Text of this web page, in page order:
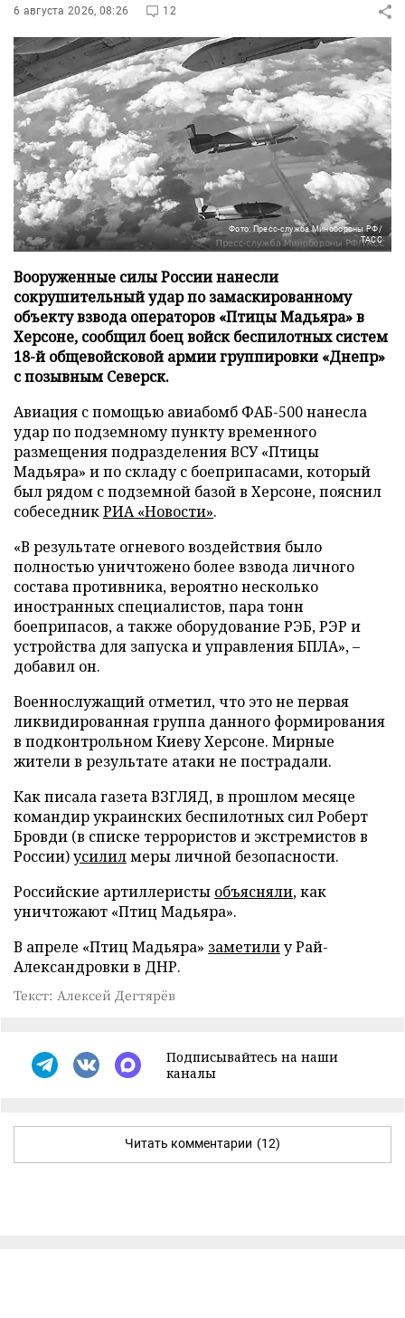
6 августа 2026, 08:26 12
Фото: Пресс-служба Минобороны РФ/
ТАСС
Вооруженные силы России нанесли
сокрушительный удар по замаскированному
объекту взвода операторов «Птицы Мадьяра» в
Херсоне, сообщил боец войск беспилотных систем
18-й общевойсковой армии группировки «Днепр»
с позывным Северск.
Авиация с помощью авиабомб ФАБ-500 нанесла
удар по подземному пункту временного
размещения подразделения ВСУ «Птицы
Мадьяра» и по складу с боеприпасами, который
был рядом с подземной базой в Херсоне, пояснил
собеседникРИА «Новости».
«В результате огневого воздействия было
полностью уничтожено более взвода личного
состава противника, вероятно несколько
иностранных специалистов, пара тонн
боеприпасов, а также оборудование РЭБ, РЭР и
устройства для запуска и управления БПЛА», –
добавил он.
Военнослужащий отметил, что это не первая
ликвидированная группа данного формирования
в подконтрольном Киеву Херсоне. Мирные
жители в результате атаки не пострадали.
Как писала газета ВЗГЛЯД, в прошлом месяце
командир украинских беспилотных сил Роберт
Бровди (в списке террористов и экстремистов в
России)усилилмеры личной безопасности.
Российские артиллеристы объясняли, как
уничтожают «Птиц Мадьяра».
В апреле «Птиц Мадьяра» заметилиу Рай-
Александровки в ДНР.
Текст: Алексей Дегтярёв
Подписывайтесь на наши
каналы
Читать комментарии (12)